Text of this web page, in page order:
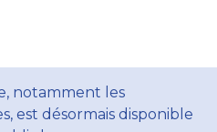
notamment les
est désormais disponible